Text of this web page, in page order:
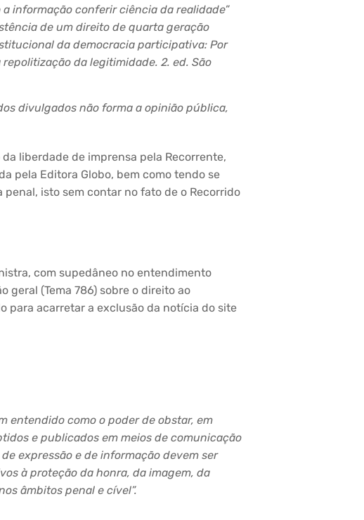
informação conferir ciência da realidade”
de um direito de quarta geração
da democracia participativa: Por
repolitização da legitimidade. 2. ed. São
divulgados não forma a opinião pública,
liberdade de imprensa pela Recorrente,
pela Editora Globo, bem como tendo se
isto sem contar no fato de o Recorrido
com supedâneo no entendimento
geral (Tema 786) sobre o direito ao
para acarretar a exclusão da notícia do site
entendido como o poder de obstar, em
e publicados em meios de comunicação
expressão e de informação devem ser
à proteção da honra, da imagem, da
âmbitos penal e cível”.